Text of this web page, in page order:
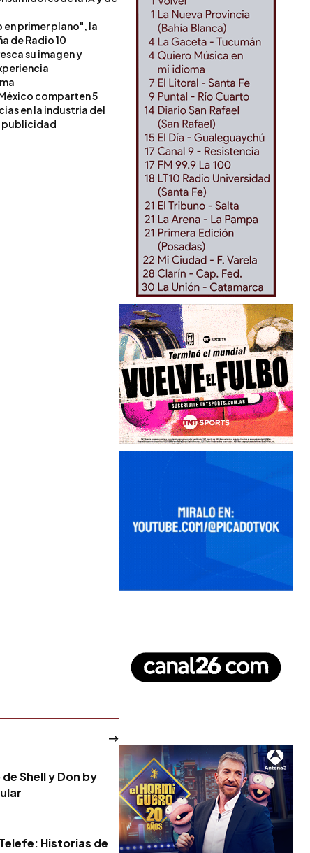
en primer plano", la
de Radio 10
su imagen y
comparten 5
en la industria del
publicidad
Shell y Don by
Historias de